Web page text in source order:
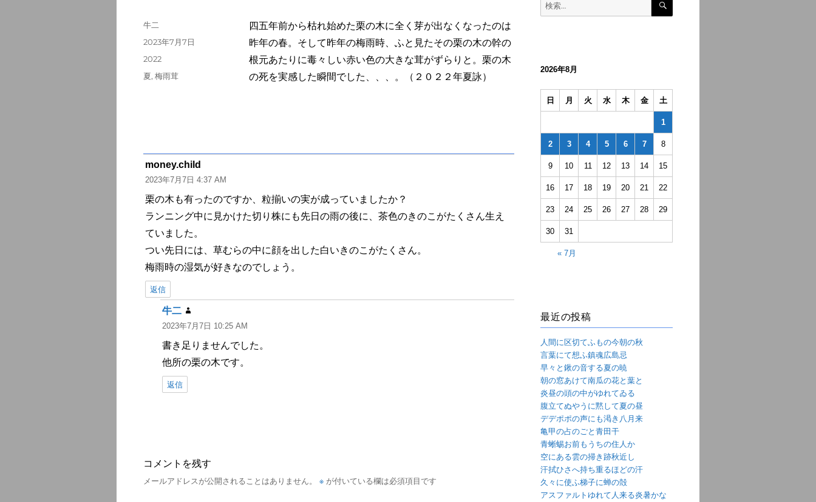
四五年前から枯れ始めた栗の木に全く芽が出なくなったのは
昨年の春。そして昨年の梅雨時、ふと見たその栗の木の幹の
根元あたりに毒々しい赤い色の大きな茸がずらりと。栗の木
の死を実感した瞬間でした、、、。（２０２２年夏詠）
投
牛二
投
2023年7月7日
カ
テ
2022
タ
夏, 梅雨茸
money.child
り:
2023年7月7日 4:37 AM
栗の木も有ったのですか、粒揃いの実が成っていましたか？
ランニング中に見かけた切り株にも先日の雨の後に、茶色のきのこがたくさん生え
ていました。
つい先日には、草むらの中に顔を出した白いきのこがたくさん。
梅雨時の湿気が好きなのでしょう。
返信
牛二
り:
2023年7月7日 10:25 AM
書き足りませんでした。
他所の栗の木です。
返信
コメントを残す
メールアドレスが公開されることはありません。 ※が付いている欄は必須項目です
2026年8月
日 月 火 水 木 金 土
1
2 3 4 5 6 7 8
9 10 11 12 13 14 15
16 17 18 19 20 21 22
23 24 25 26 27 28 29
30 31
« 7月
最近の投稿
人間に区切てふもの今朝の秋
言葉にて想ふ鎮魂広島忌
早々と鍬の音する夏の暁
朝の窓あけて南瓜の花と葉と
炎昼の頭の中がゆれてゐる
腹立てぬやうに黙して夏の昼
デデポポの声にも渇き八月来
亀甲の占のごと青田干
青蜥蜴お前もうちの住人か
空にある雲の掃き跡秋近し
汗拭ひさへ持ち重るほどの汗
久々に使ふ梯子に蝉の殻
アスファルトゆれて人来る炎暑かな